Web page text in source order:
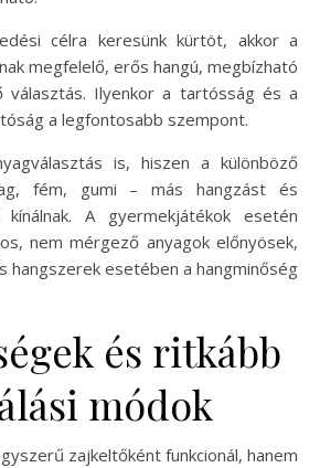
célra keresünk kürtöt, akkor a
megfelelő, erős hangú, megbízható
választás. Ilyenkor a tartósság és a
a legfontosabb szempont.
is, hiszen a különböző
fém, gumi – más hangzást és
kínálnak. A gyermekjátékok esetén
nem mérgező anyagok előnyösek,
hangszerek esetében a hangminőség
és ritkább
módok
zajkeltőként funkcionál, hanem